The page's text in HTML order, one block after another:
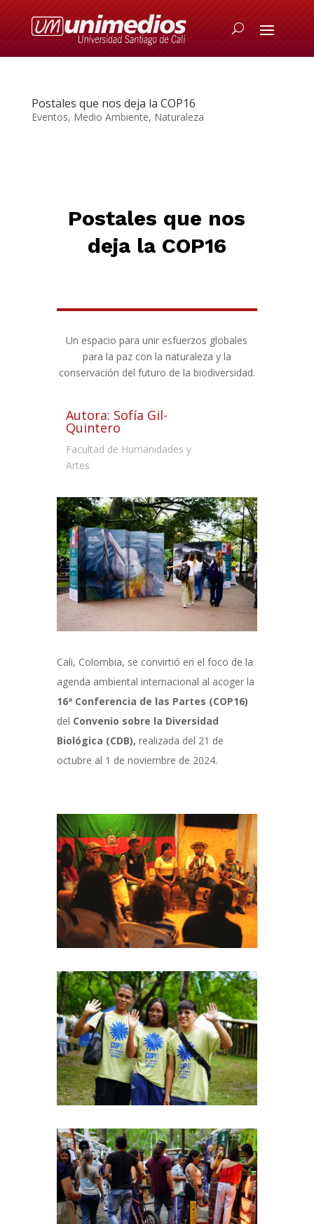
Postales que nos deja la COP16
Eventos, Medio Ambiente, Naturaleza
Postales que nos
deja la COP16
Un espacio para unir esfuerzos globales
para la paz con la naturaleza y la
conservación del futuro de la biodiversidad.
Autora: Sofía Gil-
Quintero
Facultad de Humanidades y
Artes
Cali, Colombia, se convirtió en el foco de la
agenda ambiental internacional al acoger la
16ª Conferencia de las Partes (COP16)
del Convenio sobre la Diversidad
Biológica (CDB), realizada del 21 de
octubre al 1 de noviembre de 2024.